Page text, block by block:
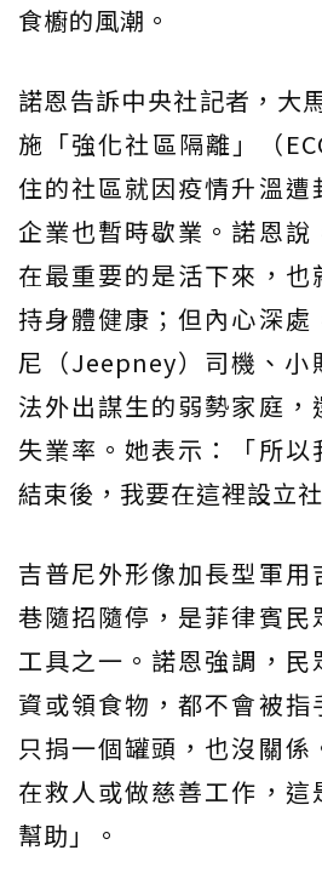
食櫥的風潮。
諾恩告訴中央社記者，大
施「強化社區隔離」（
住的社區就因疫情升溫
企業也暫時歇業。諾恩說
在最重要的是活下來，
持身體健康；但內心深處
尼（Jeepney）司機、小
法外出謀生的弱勢家庭，
失業率。她表示：「所以
結束後，我要在這裡設立社
吉普尼外形像加長型軍
巷隨招隨停，是菲律賓民
工具之一。諾恩強調，民
資或領食物，都不會被指
只捐一個罐頭，也沒關
在救人或做慈善工作，這
幫助」。